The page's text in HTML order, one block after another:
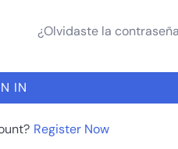
¿Olvidaste la
IN
Register Now